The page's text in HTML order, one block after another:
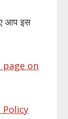
आप इस
page on
Policy